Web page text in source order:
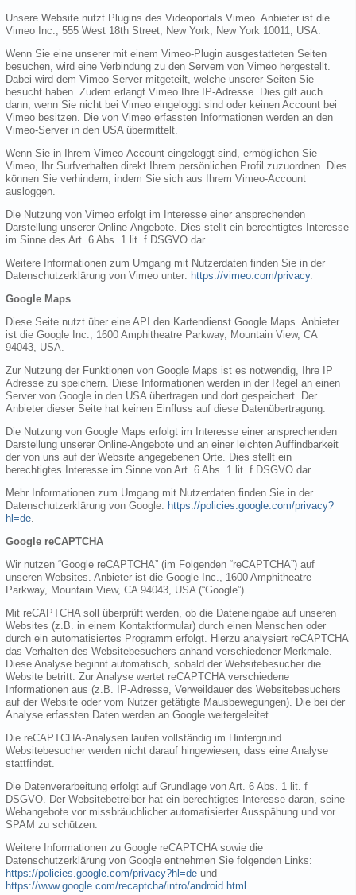
Unsere Website nutzt Plugins des Videoportals Vimeo. Anbieter ist die
Vimeo Inc., 555 West 18th Street, New York, New York 10011, USA.
Wenn Sie eine unserer mit einem Vimeo-Plugin ausgestatteten Seiten
besuchen, wird eine Verbindung zu den Servern von Vimeo hergestellt.
Dabei wird dem Vimeo-Server mitgeteilt, welche unserer Seiten Sie
besucht haben. Zudem erlangt Vimeo Ihre IP-Adresse. Dies gilt auch
dann, wenn Sie nicht bei Vimeo eingeloggt sind oder keinen Account bei
Vimeo besitzen. Die von Vimeo erfassten Informationen werden an den
Vimeo-Server in den USA übermittelt.
Wenn Sie in Ihrem Vimeo-Account eingeloggt sind, ermöglichen Sie
Vimeo, Ihr Surfverhalten direkt Ihrem persönlichen Profil zuzuordnen. Dies
können Sie verhindern, indem Sie sich aus Ihrem Vimeo-Account
ausloggen.
Die Nutzung von Vimeo erfolgt im Interesse einer ansprechenden
Darstellung unserer Online-Angebote. Dies stellt ein berechtigtes Interesse
im Sinne des Art. 6 Abs. 1 lit. f DSGVO dar.
Weitere Informationen zum Umgang mit Nutzerdaten finden Sie in der
Datenschutzerklärung von Vimeo unter: https://vimeo.com/privacy.
Google Maps
Diese Seite nutzt über eine API den Kartendienst Google Maps. Anbieter
ist die Google Inc., 1600 Amphitheatre Parkway, Mountain View, CA
94043, USA.
Zur Nutzung der Funktionen von Google Maps ist es notwendig, Ihre IP
Adresse zu speichern. Diese Informationen werden in der Regel an einen
Server von Google in den USA übertragen und dort gespeichert. Der
Anbieter dieser Seite hat keinen Einfluss auf diese Datenübertragung.
Die Nutzung von Google Maps erfolgt im Interesse einer ansprechenden
Darstellung unserer Online-Angebote und an einer leichten Auffindbarkeit
der von uns auf der Website angegebenen Orte. Dies stellt ein
berechtigtes Interesse im Sinne von Art. 6 Abs. 1 lit. f DSGVO dar.
Mehr Informationen zum Umgang mit Nutzerdaten finden Sie in der
Datenschutzerklärung von Google: https://policies.google.com/privacy?
hl=de
Google reCAPTCHA
Wir nutzen “Google reCAPTCHA” (im Folgenden “reCAPTCHA”) auf
unseren Websites. Anbieter ist die Google Inc., 1600 Amphitheatre
Parkway, Mountain View, CA 94043, USA (“Google”).
Mit reCAPTCHA soll überprüft werden, ob die Dateneingabe auf unseren
Websites (z.B. in einem Kontaktformular) durch einen Menschen oder
durch ein automatisiertes Programm erfolgt. Hierzu analysiert reCAPTCHA
das Verhalten des Websitebesuchers anhand verschiedener Merkmale.
Diese Analyse beginnt automatisch, sobald der Websitebesucher die
Website betritt. Zur Analyse wertet reCAPTCHA verschiedene
Informationen aus (z.B. IP-Adresse, Verweildauer des Websitebesuchers
auf der Website oder vom Nutzer getätigte Mausbewegungen). Die bei der
Analyse erfassten Daten werden an Google weitergeleitet.
Die reCAPTCHA-Analysen laufen vollständig im Hintergrund.
Websitebesucher werden nicht darauf hingewiesen, dass eine Analyse
stattfindet.
Die Datenverarbeitung erfolgt auf Grundlage von Art. 6 Abs. 1 lit. f
DSGVO. Der Websitebetreiber hat ein berechtigtes Interesse daran, seine
Webangebote vor missbräuchlicher automatisierter Ausspähung und vor
SPAM zu schützen.
Weitere Informationen zu Google reCAPTCHA sowie die
Datenschutzerklärung von Google entnehmen Sie folgenden Links:
https://policies.google.com/privacy?hl=de und
https://www.google.com/recaptcha/intro/android.html